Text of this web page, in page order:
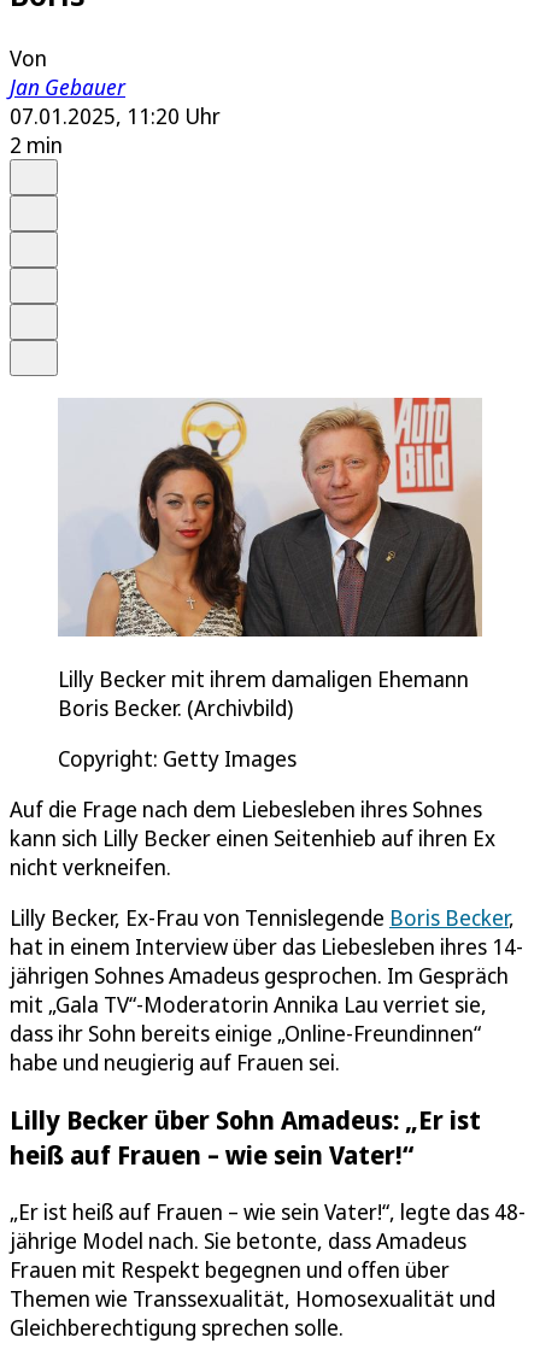
Von
Jan Gebauer
07.01.2025, 11:20 Uhr
2 min
Lilly Becker mit ihrem damaligen Ehemann
Boris Becker. (Archivbild)
Copyright: Getty Images
Auf die Frage nach dem Liebesleben ihres Sohnes
kann sich Lilly Becker einen Seitenhieb auf ihren Ex
nicht verkneifen.
Lilly Becker, Ex-Frau von Tennislegende Boris Becker,
hat in einem Interview über das Liebesleben ihres 14-
jährigen Sohnes Amadeus gesprochen. Im Gespräch
mit „Gala TV“-Moderatorin Annika Lau verriet sie,
dass ihr Sohn bereits einige „Online-Freundinnen“
habe und neugierig auf Frauen sei.
Lilly Becker über Sohn Amadeus: „Er ist
heiß auf Frauen – wie sein Vater!“
„Er ist heiß auf Frauen – wie sein Vater!“, legte das 48-
jährige Model nach. Sie betonte, dass Amadeus
Frauen mit Respekt begegnen und offen über
Themen wie Transsexualität, Homosexualität und
Gleichberechtigung sprechen solle.